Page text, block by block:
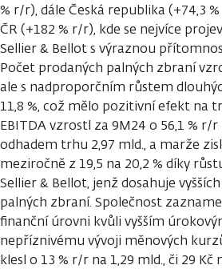
% r/r), dále Česká republika (+74,3
ČR (+182 % r/r), kde se nejvíce
Sellier & Bellot s výraznou
Počet prodaných palných zbraní
ale s nadproporčním růstem
11,8 %, což mělo pozitivní efekt na
EBITDA vzrostl za 9M24 o 56,1 % r/r
odhadem trhu 2,97 mld., a marže
meziročně z 19,5 na 20,2 % díky
Sellier & Bellot, jenž dosahuje
palných zbraní. Společnost
finanční úrovni kvůli vyšším
nepříznivému vývoji měnových
klesl o 13 % r/r na 1,29 mld., či 29